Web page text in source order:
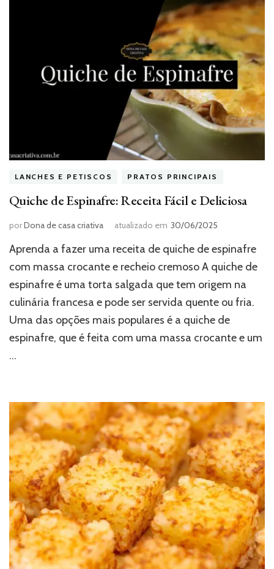
LANCHES E PETISCOS PRATOS PRINCIPAIS
Quiche de Espinafre: Receita Fácil e Deliciosa
porDona de casa criativa atualizado em 30/06/2025
Aprenda a fazer uma receita de quiche de espinafre
com massa crocante e recheio cremoso A quiche de
espinafre é uma torta salgada que tem origem na
culinária francesa e pode ser servida quente ou fria.
Uma das opções mais populares é a quiche de
espinafre, que é feita com uma massa crocante e um
…